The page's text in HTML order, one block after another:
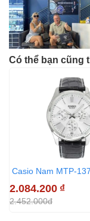
Có thể bạn cũng
Casio Nam MTP-
2.084.200 ₫
2.452.000đ